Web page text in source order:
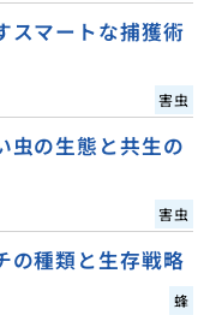
スマートな捕獲術
害虫
虫の生態と共生の
害虫
の種類と生存戦略
蜂